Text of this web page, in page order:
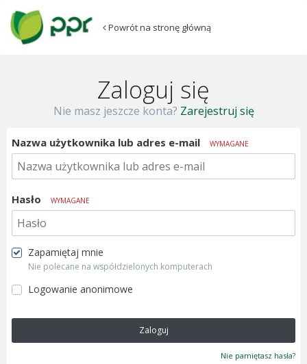
Powrót na stronę główną
Zaloguj się
Nie masz jeszcze konta? Zarejestruj się
Nazwa użytkownika lub adres e-mail WYMAGANE
Hasło WYMAGANE
Zapamiętaj mnie
Nie polecane na współdzielonych komputerach
Logowanie anonimowe
Zaloguj
Nie pamiętasz hasła?